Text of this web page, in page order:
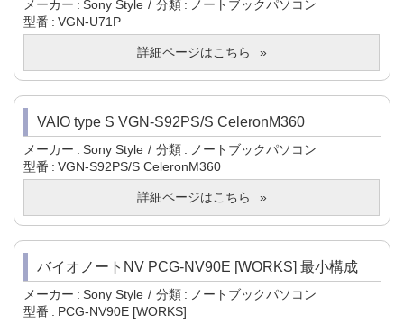
メーカー Sony Style 分類
ノートブックパソコン
型番
VGN-U71P
詳細ページはこちら
VAIO type S VGN-S92PS/S CeleronM360
メーカー Sony Style 分類
ノートブックパソコン
型番
VGN-S92PS/S CeleronM360
詳細ページはこちら
バイオノートNV PCG-NV90E [WORKS] 最小構成
メーカー Sony Style 分類
ノートブックパソコン
型番
PCG-NV90E [WORKS]